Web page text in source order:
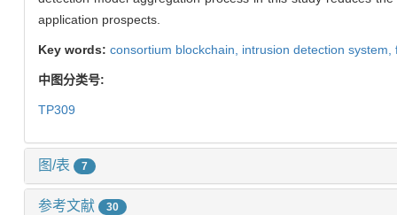
application prospects.
Key words: consortium blockchain, intrusion detection system,
中图分类号:
TP309
图/表 7
参考文献 30